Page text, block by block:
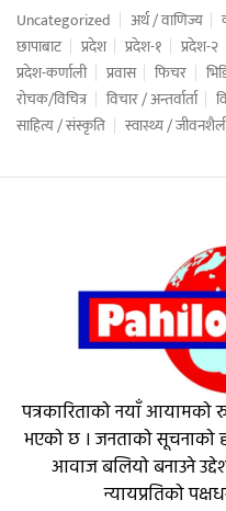
Uncategorized अर्थ / वाणिज्य
छापाबाट
प्रदेश प्रदेश-१ प्रदेश-२
प्रदेश-कर्णाली
प्रवास फिचर
रोचक/विचित्र
विचार / अन्तर्वार्ता
साहित्य / संस्कृति
स्वास्थ्य /
पत्रकारिताको नयाँ आयामको
भएको छ । जनताको सूचनाको
आवाज बलियो बनाउने
न्यायप्रतिको